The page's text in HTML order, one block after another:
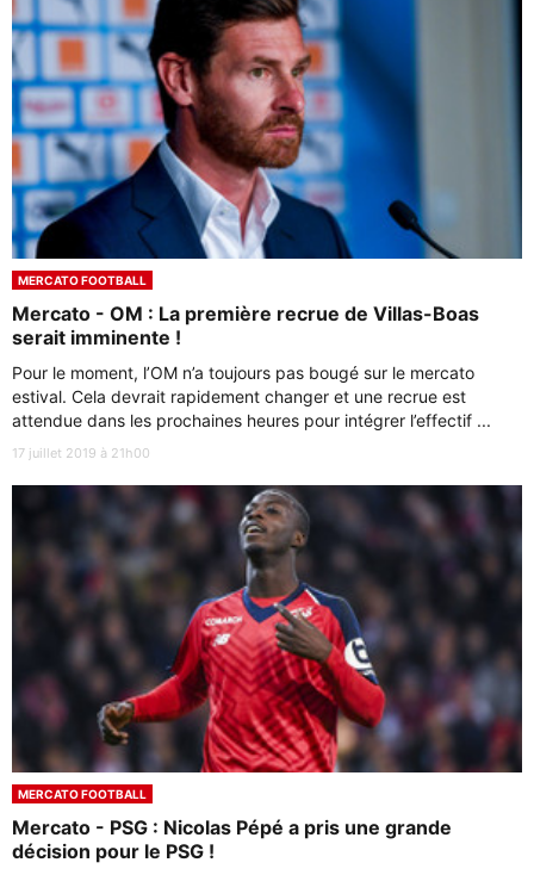
MERCATO FOOTBALL
Mercato - OM : La première recrue de Villas-Boas
serait imminente !
Pour le moment, l’OM n’a toujours pas bougé sur le mercato
estival. Cela devrait rapidement changer et une recrue est
attendue dans les prochaines heures pour intégrer l’effectif ...
17 juillet 2019 à 21h00
MERCATO FOOTBALL
Mercato - PSG : Nicolas Pépé a pris une grande
décision pour le PSG !